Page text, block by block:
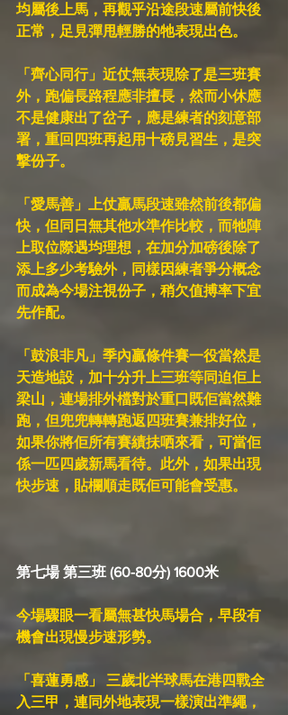
均屬後上馬，再觀乎沿途段速屬前快後
正常，足見彈甩輕勝的牠表現出色。
「齊心同行」近仗無表現除了是三班賽
外，跑偏長路程應非擅長，然而小休應
不是健康出了岔子，應是練者的刻意部
署，重回四班再起用十磅見習生，是突
撃份子。
「愛馬善」上仗贏馬段速雖然前後都偏
快，但同日無其他水準作比較，而牠陣
上取位際遇均理想，在加分加磅後除了
添上多少考驗外，同樣因練者爭分概念
而成為今場注視份子，稍欠值搏率下宜
先作配。
「鼓浪非凡」季內贏條件賽一役當然是
天造地設，加十分升上三班等同迫佢上
梁山，連場排外檔對於重口既佢當然難
跑，但兜兜轉轉跑返四班賽兼排好位，
如果你將佢所有賽績抺哂來看，可當佢
係一匹四歲新馬看待。此外，如果出現
快步速，貼欄順走既佢可能會受惠。
第七場 第三班 (60-80分) 1600米
今場驟眼一看屬無甚快馬場合，早段有
機會出現慢步速形勢。
「喜蓮勇感」 三歲北半球馬在港四戰全
入三甲，連同外地表現一樣演出準繩，